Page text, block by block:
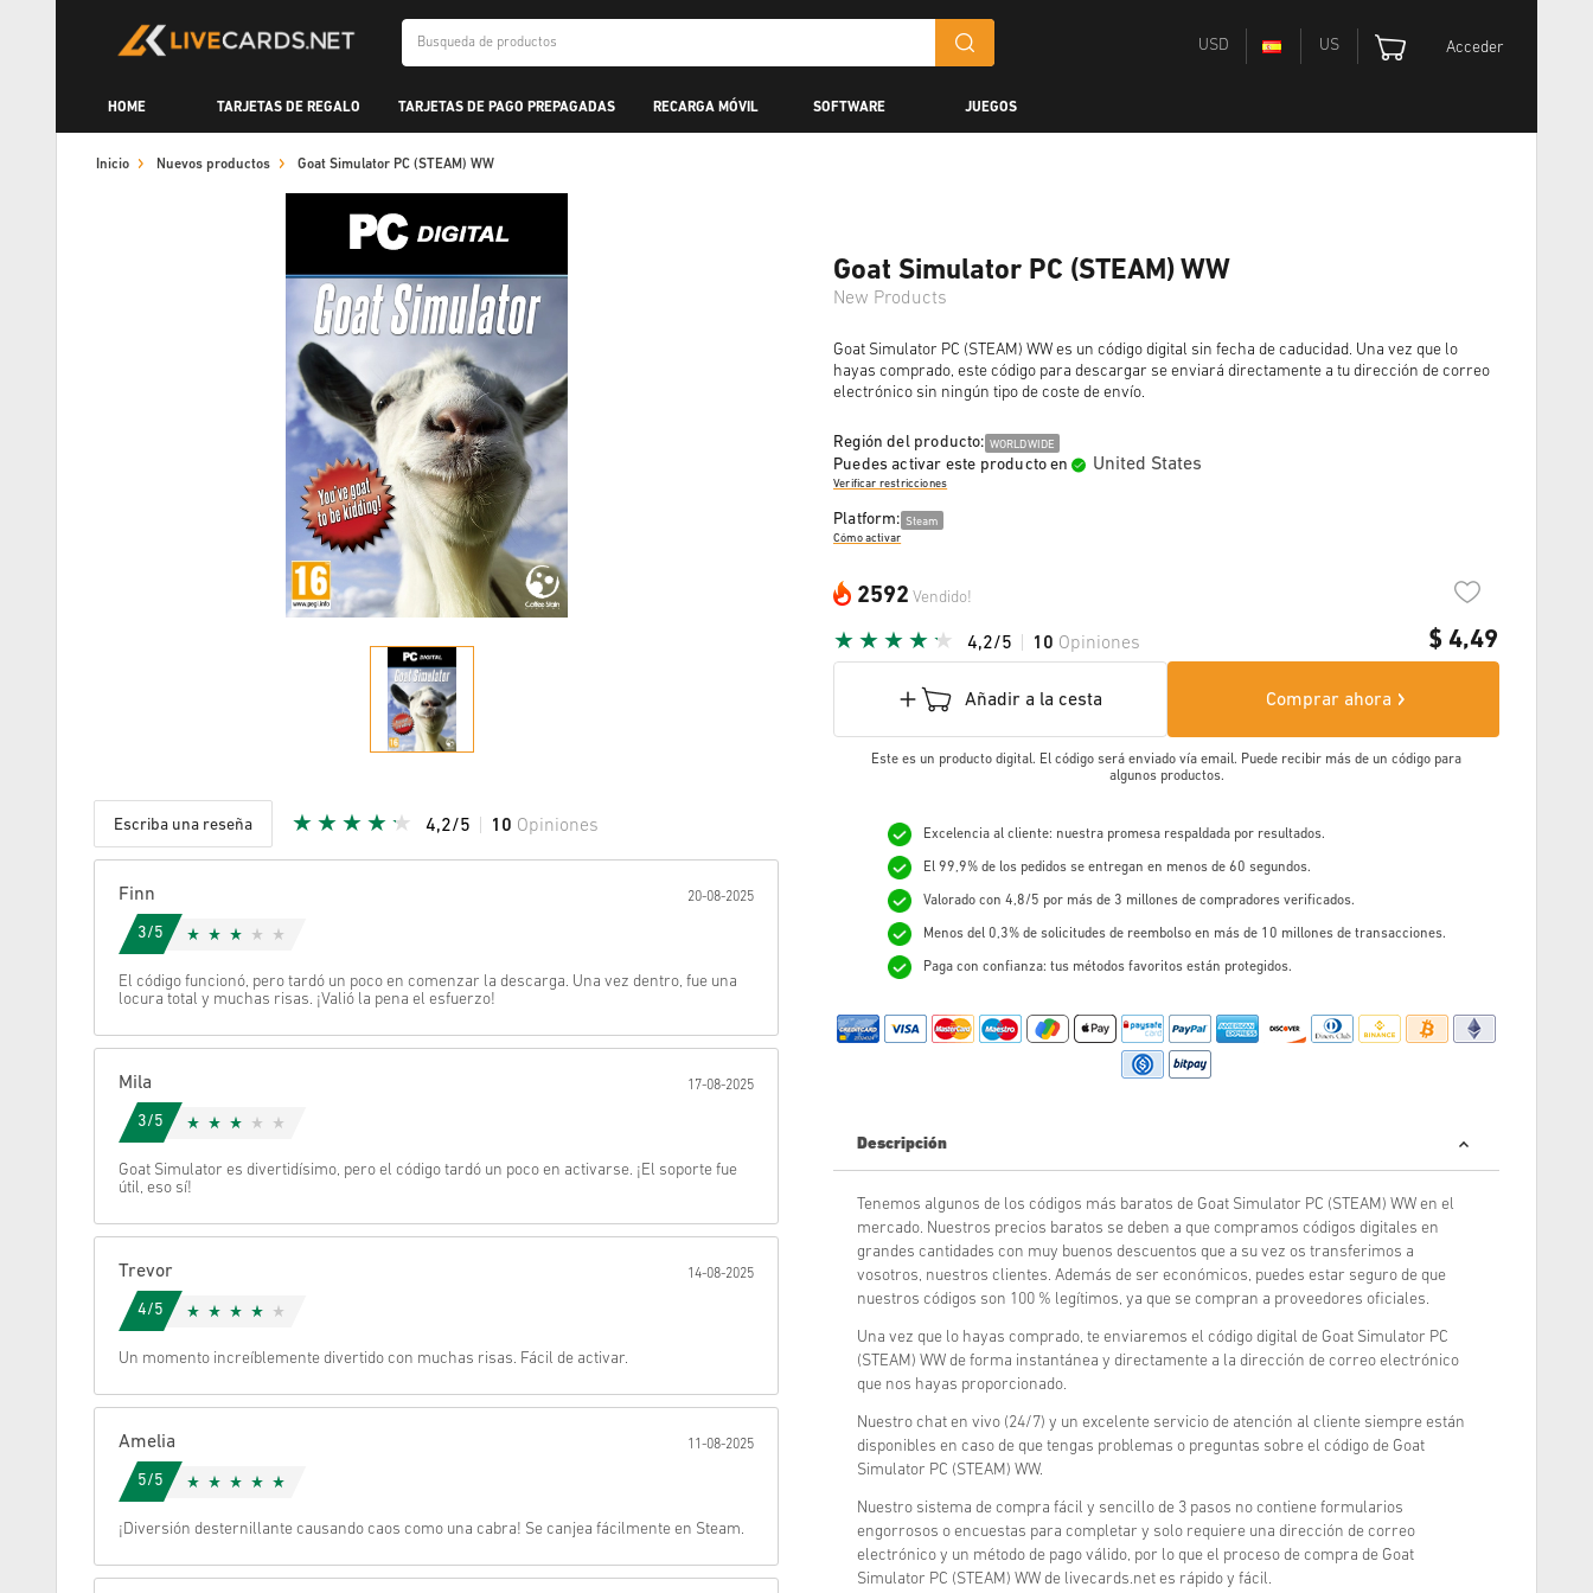
USD US Acceder
HOME TARJETAS DE REGALO TARJETAS DE PAGO PREPAGADAS RECARGA MÓVIL SOFTWARE JUEGOS
Inicio Nuevos productos Goat Simulator PC (STEAM) WW
Escriba una reseña 4,2/5 10 Opiniones
Cancelar
Finn 20-08-2025
3/5
El código funcionó, pero tardó un poco en comenzar la descarga. Una vez dentro, fue una
locura total y muchas risas. ¡Valió la pena el esfuerzo!
Mila 17-08-2025
3/5
Goat Simulator es divertidísimo, pero el código tardó un poco en activarse. ¡El soporte fue
útil, eso sí!
Trevor 14-08-2025
4/5
Un momento increíblemente divertido con muchas risas. Fácil de activar.
Amelia 11-08-2025
5/5
¡Diversión desternillante causando caos como una cabra! Se canjea fácilmente en Steam.
Goat Simulator PC (STEAM) WW
New Products
Goat Simulator PC (STEAM) WW es un código digital sin fecha de caducidad. Una vez que lo
hayas comprado, este código para descargar se enviará directamente a tu dirección de correo
electrónico sin ningún tipo de coste de envío.
Región del producto: WORLDWIDE
Puedes activar este producto en United States
Verificar restricciones
Platform: Steam
Cómo activar
2592 Vendido!
$ 4,49
4,2/5 10 Opiniones
Añadir a la cesta Comprar ahora
Este es un producto digital. El código será enviado vía email. Puede recibir más de un código para
algunos productos.
Excelencia al cliente: nuestra promesa respaldada por resultados.
El 99,9% de los pedidos se entregan en menos de 60 segundos.
Valorado con 4,8/5 por más de 3 millones de compradores verificados.
Menos del 0,3% de solicitudes de reembolso en más de 10 millones de transacciones.
Paga con confianza: tus métodos favoritos están protegidos.
Descripción
Tenemos algunos de los códigos más baratos de Goat Simulator PC (STEAM) WW en el
mercado. Nuestros precios baratos se deben a que compramos códigos digitales en
grandes cantidades con muy buenos descuentos que a su vez os transferimos a
vosotros, nuestros clientes. Además de ser económicos, puedes estar seguro de que
nuestros códigos son 100 % legítimos, ya que se compran a proveedores oficiales.
Una vez que lo hayas comprado, te enviaremos el código digital de Goat Simulator PC
(STEAM) WW de forma instantánea y directamente a la dirección de correo electrónico
que nos hayas proporcionado.
Nuestro chat en vivo (24/7) y un excelente servicio de atención al cliente siempre están
disponibles en caso de que tengas problemas o preguntas sobre el código de Goat
Simulator PC (STEAM) WW.
Nuestro sistema de compra fácil y sencillo de 3 pasos no contiene formularios
engorrosos o encuestas para completar y solo requiere una dirección de correo
electrónico y un método de pago válido, por lo que el proceso de compra de Goat
Simulator PC (STEAM) WW de livecards.net es rápido y fácil.